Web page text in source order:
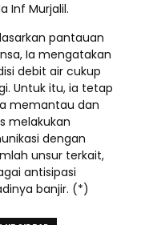
Inf Murjalil.
pantauan
Ia mengatakan
debit air cukup
Untuk itu, ia tetap
memantau dan
melakukan
dengan
unsur terkait,
antisipasi
banjir. (*)